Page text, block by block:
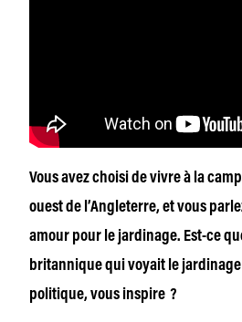
Vous avez choisi de vivre à la
ouest de l’Angleterre, et vous
amour pour le jardinage. Est-ce
britannique qui voyait le
politique, vous inspire ?